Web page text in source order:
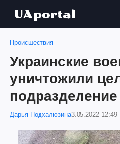
Происшествия
Украинские
уничтожили
подразделение
Дарья Подхалюзина3.05.2022 12:49